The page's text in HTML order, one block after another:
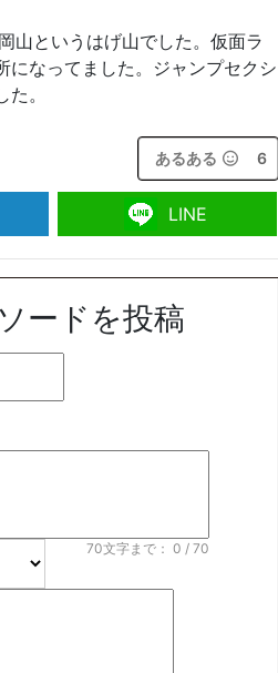
山というはげ山でした。仮面ラ
になってました。ジャンプセクシ
。
あるある 6
LINE
ードを投稿
70文字まで：0 / 70